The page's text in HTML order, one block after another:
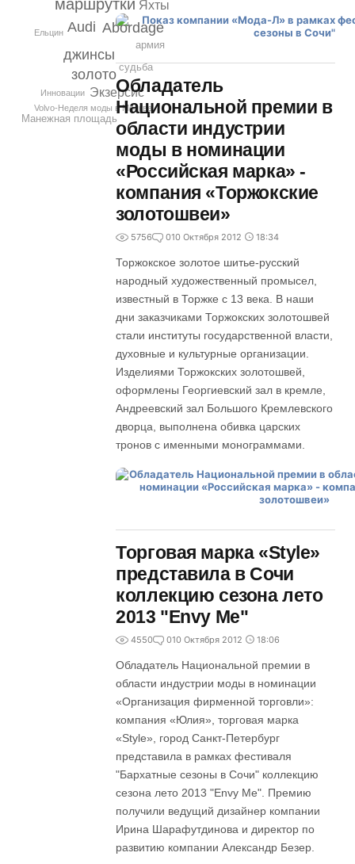
маршрутки
Audi
джинсы
золото
Abordage
Экзерсис
Яхты
Манежная площадь
армия
судьба
Volvo-Неделя моды в Москве
Ельцин
Инновации
Обладатель
Национальной премии в
области индустрии
моды в номинации
«Российская марка» -
компания «Торжокские
золотошвеи»
5756 010 Октября 2012 18:34
Торжокское золотое шитье-русский
народный художественный промысел,
известный в Торжке с 13 века. В наши
дни заказчиками Торжокских золотошвей
стали институты государственной власти,
духовные и культурные организации.
Изделиями Торжокских золотошвей,
оформлены Георгиевский зал в кремле,
Андреевский зал Большого Кремлевского
дворца, выполнена обивка царских
тронов с именными монограммами.
Торговая марка «Style»
представила в Сочи
коллекцию сезона лето
2013 "Envy Me"
4550 010 Октября 2012 18:06
Обладатель Национальной премии в
области индустрии моды в номинации
«Организация фирменной торговли»:
компания «Юлия», торговая марка
«Style», город Санкт-Петербург
представила в рамках фестиваля
"Бархатные сезоны в Сочи" коллекцию
сезона лето 2013 "Envy Me". Премию
получили ведущий дизайнер компании
Ирина Шарафутдинова и директор по
развитию компании Александр Безер.